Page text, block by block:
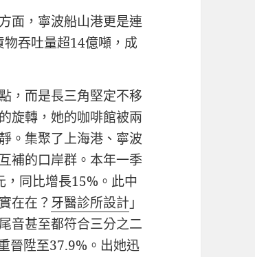
面，寧波船山港更是連
吞吐量超14億噸，成
，而是長三角堅定不移
旋轉，她的咖啡館被兩
。集聚了上海港、寧波
補的口岸群。本年一季
同比增長15%。此中
在在？ 牙醫診所設計」
音甚至都符合三分之二
晉陞至37.9%。出她迅